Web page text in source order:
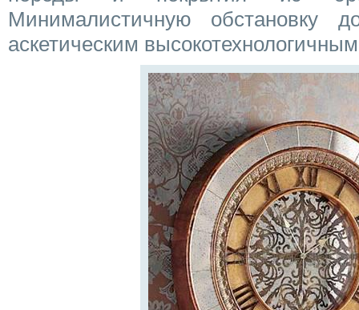
Минималистичную обстановку
аскетическим